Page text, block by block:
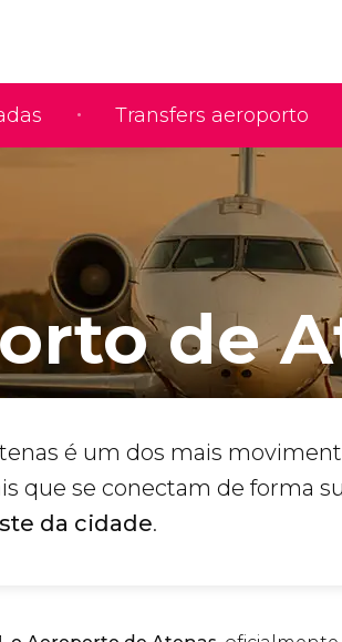
Transfers aeroporto
de
é um dos mais
que se conectam de forma
da cidade.